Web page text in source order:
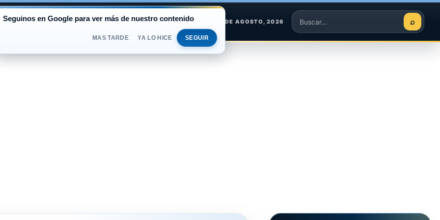
DOLAR BLUE$1.530OFICIAL$1.520 VIERNES 7 DE AGOSTO, 2026
Buscar
⌕
Seguinos en Google para ver más de nuestro contenido
MAS TARDE YA LO HICE SEGUIR